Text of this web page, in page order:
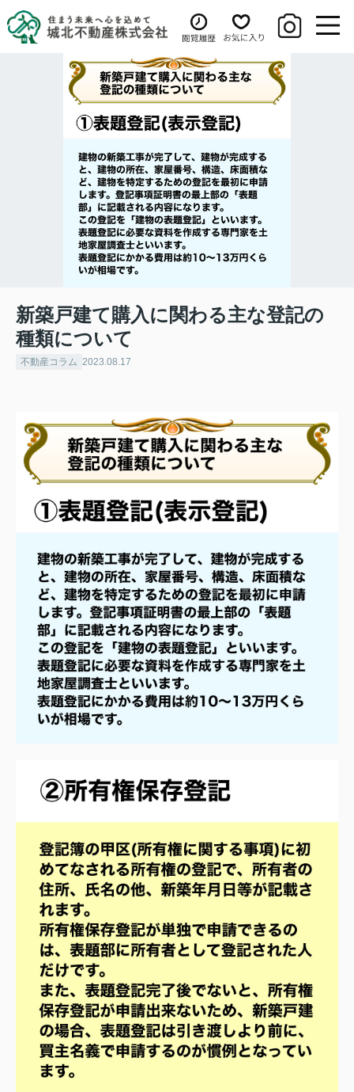
新築戸建て購入に関わる主な登記の
種類について
不動産コラム 2023.08.17